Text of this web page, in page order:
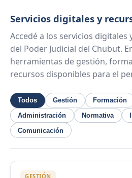
Servicios digitales y
Accedé a los servicios
del Poder Judicial del Chubut.
herramientas de gestión,
recursos disponibles para el
Todos Gestión Formación
Administración
Normativa
Comunicación
GESTIÓN